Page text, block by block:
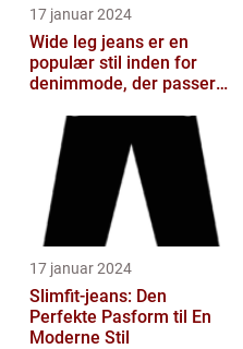
17 januar 2024
Wide leg jeans er en
populær stil inden for
denimmode, der passer
som ønsk...
17 januar 2024
Slimfit-jeans: Den
Perfekte Pasform til En
Moderne Stil